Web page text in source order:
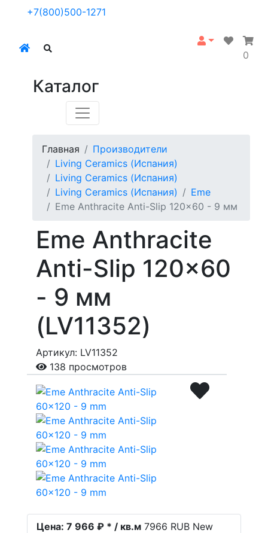
+7(800)500-1271
0
Каталог
Главная
Производители
Living Ceramics (Испания)
Living Ceramics (Испания)
Living Ceramics (Испания)
Eme
Eme Anthracite Anti-Slip 120x60 - 9 мм
Eme Anthracite
Anti-Slip 120x60
- 9 мм
(LV11352)
Артикул: LV11352
138 просмотров
Цена: 7 966 ₽ * / кв.м 7966 RUB New